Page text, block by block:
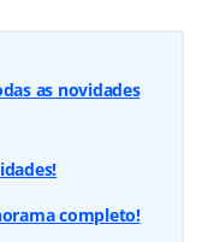
as novidades
completo!